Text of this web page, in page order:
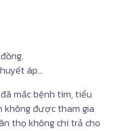
áp…
mắc bệnh tim, tiểu
không được tham gia
thọ không chi trả cho